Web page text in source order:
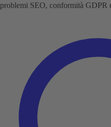
problemi SEO, conformità GDPR